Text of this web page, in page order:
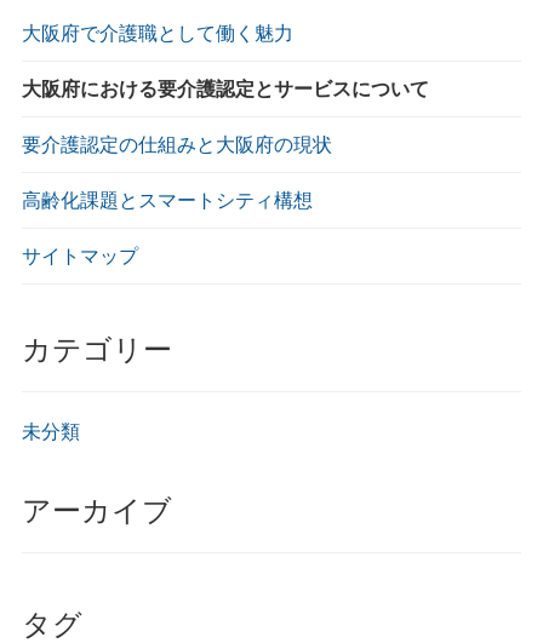
大阪府で介護職として働く魅力
大阪府における要介護認定とサービスについて
要介護認定の仕組みと大阪府の現状
高齢化課題とスマートシティ構想
サイトマップ
カテゴリー
未分類
アーカイブ
タグ